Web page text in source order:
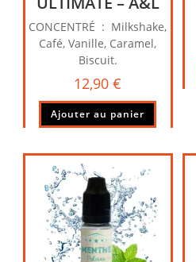
CONCENTRÉ : Milkshake,
Café, Vanille, Caramel,
Biscuit.
12,90€
Ajouter au panier